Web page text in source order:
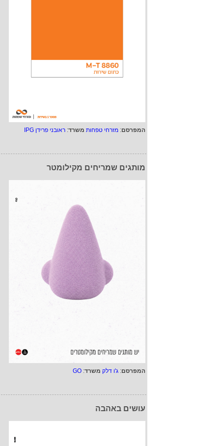
המפרסם: מזרחי טפחות משרד: ראובני פרידן IPG
מותגים שמריחים מקילומטר
המפרסם: ג'ו דלק משרד:
GO
עושים באהבה